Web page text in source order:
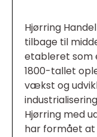
Hjørring
tilbage til
etableret som
1800-tallet
vækst og
Hjørring med
har formået at